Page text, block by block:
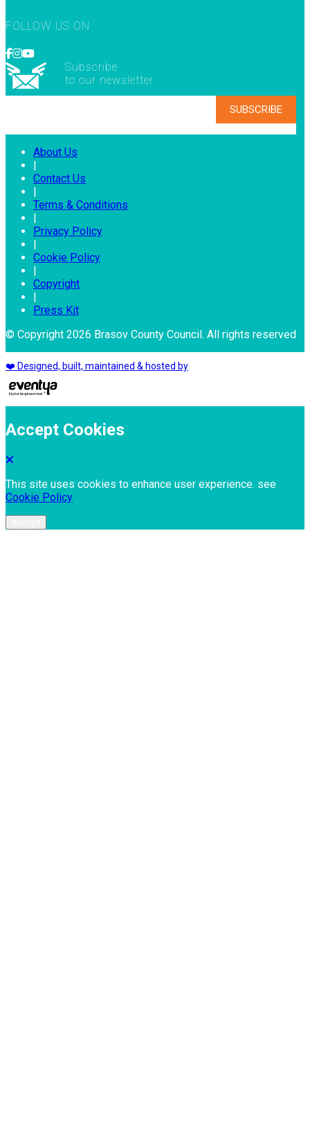
FOLLOW US ON
Subscribe
to our newsletter
About Us
|
Contact Us
|
Terms & Conditions
|
Privacy Policy
|
Cookie Policy
|
Copyright
|
Press Kit
© Copyright 2026 Brasov County Council. All rights reserved
❤️ Designed, built, maintained & hosted by
Accept Cookies
This site uses cookies to enhance user experience. see
Cookie Policy